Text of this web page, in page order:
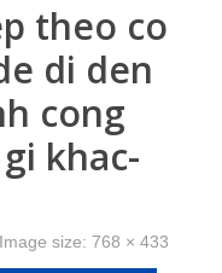
theo co
di den
cong
khac-
size: 768 × 433